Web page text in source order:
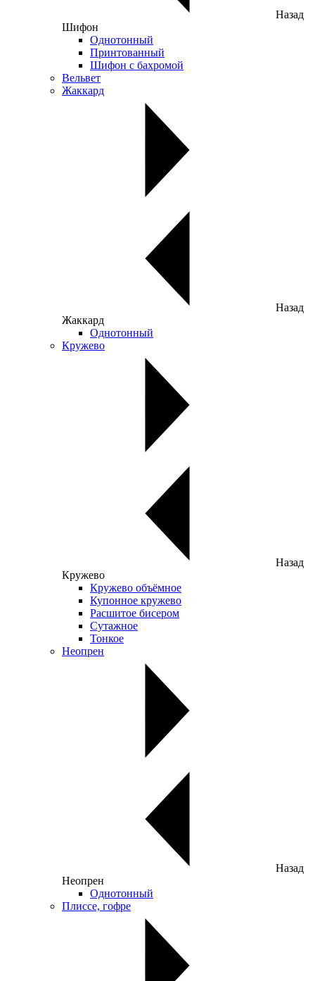
Назад
Шифон
Однотонный
Принтованный
Шифон с бахромой
Вельвет
Жаккард
Назад
Жаккард
Однотонный
Кружево
Назад
Кружево
Кружево объёмное
Купонное кружево
Расшитое бисером
Сутажное
Тонкое
Неопрен
Назад
Неопрен
Однотонный
Плиссе, гофре